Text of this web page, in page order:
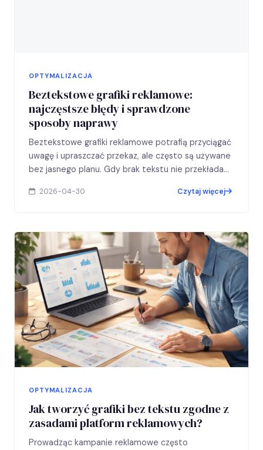
OPTYMALIZACJA
Beztekstowe grafiki reklamowe:
najczęstsze błędy i sprawdzone
sposoby naprawy
Beztekstowe grafiki reklamowe potrafią przyciągać
uwagę i upraszczać przekaz, ale często są używane
bez jasnego planu. Gdy brak tekstu nie przekłada
2026-04-30 Czytaj więcej
OPTYMALIZACJA
Jak tworzyć grafiki bez tekstu zgodne z
zasadami platform reklamowych?
Prowadząc kampanie reklamowe często